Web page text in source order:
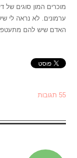
מוכרים המון סוגים
ערמונים. לא נראה לי
האדם שיש להם
55 תגובות